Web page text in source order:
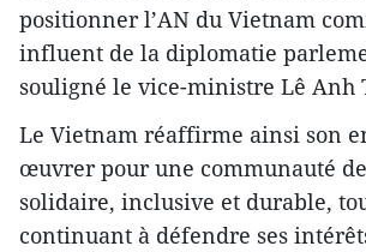
positionner l’AN du Vietnam
influent de la diplomatie
souligné le vice-ministre Lê Anh
Le Vietnam réaffirme ainsi son
œuvrer pour une communauté de
solidaire, inclusive et durable,
continuant à défendre ses